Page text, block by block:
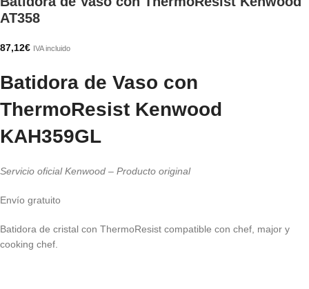
AT358
87,12€ IVA incluido
Batidora de Vaso con
ThermoResist Kenwood
KAH359GL
Servicio oficial Kenwood – Producto original
Envío gratuito
Batidora de cristal con ThermoResist compatible con chef, major y
cooking chef.